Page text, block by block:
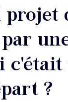
projet
?